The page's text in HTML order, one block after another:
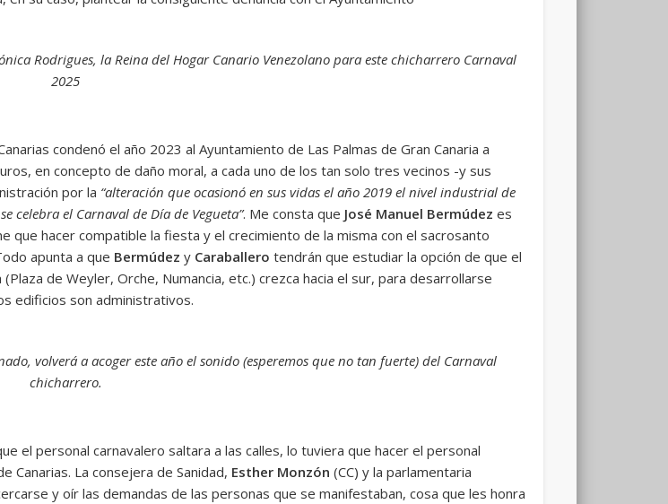
Rodrigues, la Reina del Hogar Canario Venezolano para este chicharrero Carnaval
2025
condenó el año 2023 al Ayuntamiento de Las Palmas de Gran Canaria a
en concepto de daño moral, a cada uno de los tan solo tres vecinos -y sus
por la “alteración que ocasionó en sus vidas el año 2019 el nivel industrial de
el Carnaval de Día de Vegueta”. Me consta que José Manuel Bermúdez es
que hacer compatible la fiesta y el crecimiento de la misma con el sacrosanto
apunta a que Bermúdez y Caraballero tendrán que estudiar la opción de que el
de Weyler, Orche, Numancia, etc.) crezca hacia el sur, para desarrollarse
edificios son administrativos.
volverá a acoger este año el sonido (esperemos que no tan fuerte) del Carnaval
chicharrero.
el personal carnavalero saltara a las calles, lo tuviera que hacer el personal
Canarias. La consejera de Sanidad, Esther Monzón (CC) y la parlamentaria
y oír las demandas de las personas que se manifestaban, cosa que les honra